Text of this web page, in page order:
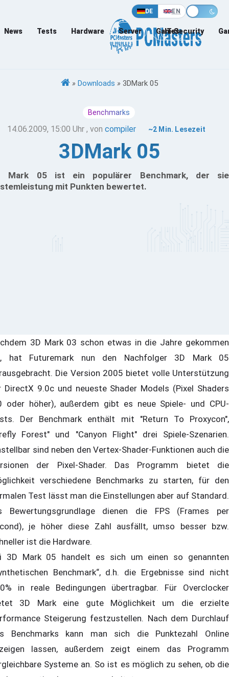
DE EN
News Tests Hardware Server Games
IT-Security
» Downloads » 3DMark 05
Benchmarks
14.06.2009, 15:00 Uhr , von compiler ~2 Min. Lesezeit
3DMark 05
Mark 05 ist ein populärer Benchmark, der sie
mit Punkten bewertet.
3D Mark 03 schon etwas in die Jahre gekommen
hat Futuremark nun den Nachfolger 3D Mark 05
Die Version 2005 bietet volle Unterstützung
DirectX 9.0c und neueste Shader Models (Pixel Shaders
oder höher), außerdem gibt es neue Spiele- und CPU-
Der Benchmark enthält mit "Return To Proxycon",
Forest" und "Canyon Flight" drei Spiele-Szenarien.
sind neben den Vertex-Shader-Funktionen auch die
der Pixel-Shader. Das Programm bietet die
verschiedene Benchmarks zu starten, für den
Test lässt man die Einstellungen aber auf Standard.
Bewertungsgrundlage dienen die FPS (Frames per
je höher diese Zahl ausfällt, umso besser bzw.
ist die Hardware.
3D Mark 05 handelt es sich um einen so genannten
Benchmark“, d.h. die Ergebnisse sind nicht
in reale Bedingungen übertragbar. Für Overclocker
3D Mark eine gute Möglichkeit um die erzielte
Steigerung festzustellen. Nach dem Durchlauf
Benchmarks kann man sich die Punktezahl Online
lassen, außerdem zeigt einem das Programm
Systeme an. So ist es möglich zu sehen, ob die